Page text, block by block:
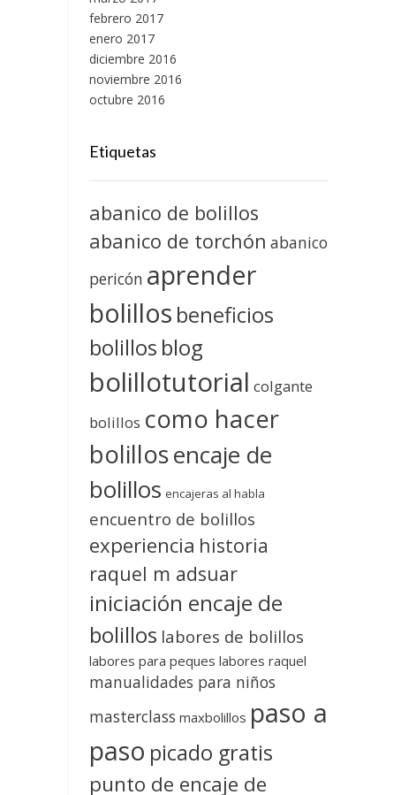
febrero 2017
enero 2017
diciembre 2016
noviembre 2016
octubre 2016
Etiquetas
abanico de bolillos
abanico de torchón abanico
pericón aprender
bolillos beneficios
bolillos blog
bolillotutorial colgante
bolillos como hacer
bolillosencaje de
bolillos encajeras al habla
encuentro de bolillos
experiencia historia
raquel m adsuar
iniciación encaje de
bolillos labores de bolillos
labores para peques labores raquel
manualidades para niños
masterclass maxbolillos paso a
paso picado gratis
punto de encaje de